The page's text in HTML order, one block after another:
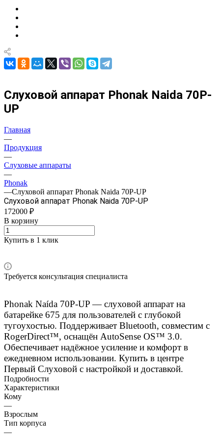
Слуховой аппарат Phonak Naida 70P-
UP
Главная
—
Продукция
—
Слуховые аппараты
—
Phonak
—Слуховой аппарат Phonak Naida 70P-UP
Слуховой аппарат Phonak Naida 70P-UP
172000 ₽
В корзину
Купить в 1 клик
Требуется консультация специалиста
Phonak Naída 70P-UP — слуховой аппарат на
батарейке 675 для пользователей с глубокой
тугоухостью. Поддерживает Bluetooth, совместим с
RogerDirect™, оснащён AutoSense OS™ 3.0.
Обеспечивает надёжное усиление и комфорт в
ежедневном использовании. Купить в центре
Первый Слуховой с настройкой и доставкой.
Подробности
Характеристики
Кому
—
Взрослым
Тип корпуса
—